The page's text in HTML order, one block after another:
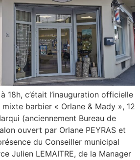
18h, c’était l’inauguration officielle
barbier « Orlane & Mady », 12
(anciennement Bureau de
ouvert par Orlane PEYRAS et
du Conseiller municipal
Julien LEMAITRE, de la Manager